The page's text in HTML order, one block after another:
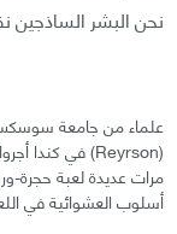
نحن البشر الساذجين
مرات عديدة لعبة
أسلوب العشوائية في